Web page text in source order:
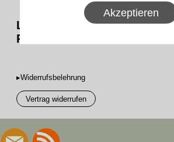
Akzeptieren
Lieferumfang : 1 x VE
Reihen
▸Widerrufsbelehrung
Vertrag widerrufen